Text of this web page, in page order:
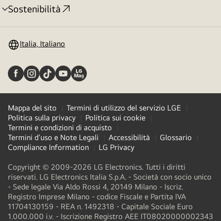
Sostenibilità
Attivazione
Italia, Italiano
Mappa del sito
Termini di utilizzo del servizio LGE
Politica sulla privacy
Politica sui cookie
Termini e condizioni di acquisto
Termini d'uso e Note Legali
Accessibilità
Glossario
Compliance Information
LG Privacy
Copyright © 2009-2026 LG Electronics. Tutti i diritti
riservati. LG Electronics Italia S.p.A. - Società con socio unico
- Sede legale Via Aldo Rossi 4, 20149 Milano - Iscriz.
Registro Imprese Milano - codice Fiscale e Partita IVA
11704130159 - REA n. 1492318 - Capitale Sociale Euro
1.000.000 i.v. - Iscrizione Registro AEE IT08020000002343​